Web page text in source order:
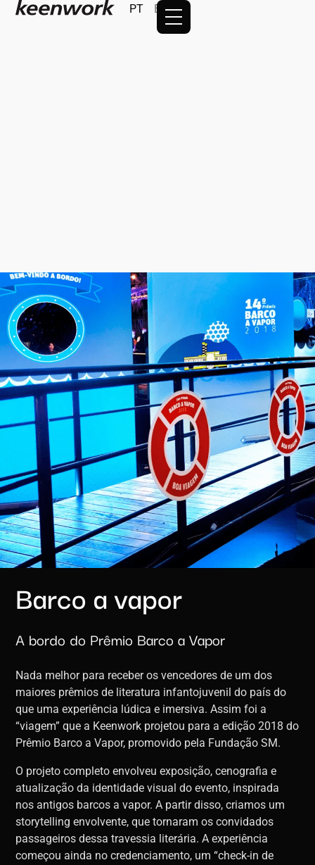
PT EN
Barco a vapor
A bordo do Prêmio Barco a Vapor
Nada melhor para receber os vencedores de um dos
maiores prêmios de literatura infantojuvenil do país do
que uma experiência lúdica e imersiva. Assim foi a
“viagem” que a Keenwork projetou para a edição 2018 do
Prêmio Barco a Vapor, promovido pela Fundação SM.
O projeto completo envolveu exposição, cenografia e
atualização da identidade visual do evento, inspirada
nos antigos barcos a vapor. A partir disso, criamos um
storytelling envolvente, que tornaram os convidados
passageiros dessa travessia literária. A experiência
começou ainda no credenciamento, um “check-in de